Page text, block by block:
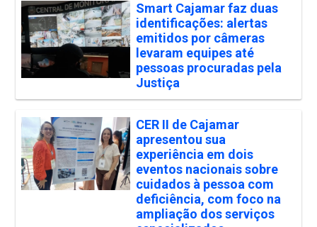
Smart Cajamar faz duas
identificações: alertas
emitidos por câmeras
levaram equipes até
pessoas procuradas pela
Justiça
CER II de Cajamar
apresentou sua
experiência em dois
eventos nacionais sobre
cuidados à pessoa com
deficiência, com foco na
ampliação dos serviços